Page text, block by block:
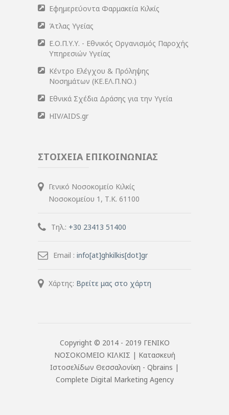
Εφημερεύοντα Φαρμακεία Κιλκίς
Άτλας Υγείας
Ε.Ο.Π.Υ.Υ. - Εθνικός Οργανισμός Παροχής
Υπηρεσιών Υγείας
Κέντρο Ελέγχου & Πρόληψης
Νοσημάτων (ΚΕ.ΕΛ.Π.ΝΟ.)
Εθνικά Σχέδια Δράσης για την Υγεία
HIV/AIDS.gr
ΣΤΟΙΧΕΙΑ ΕΠΙΚΟΙΝΩΝΙΑΣ
Γενικό Νοσοκομείο Κιλκίς
Νοσοκομείου 1, Τ.Κ. 61100
Τηλ.: +30 23413 51400
Email : info[at]ghkilkis[dot]gr
Χάρτης: Βρείτε μας στο χάρτη
Copyright © 2014 - 2019 ΓΕΝΙΚΟ
ΝΟΣΟΚΟΜΕΙΟ ΚΙΛΚΙΣ | Κατασκευή
Ιστοσελίδων Θεσσαλονίκη - Qbrains |
Complete Digital Marketing Agency